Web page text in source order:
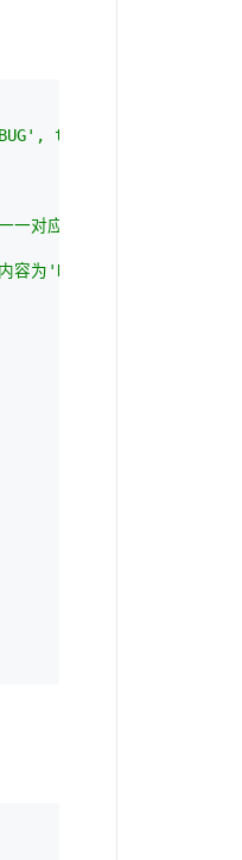
true);
一对应的
内容为'Hello2BizUser'的消息